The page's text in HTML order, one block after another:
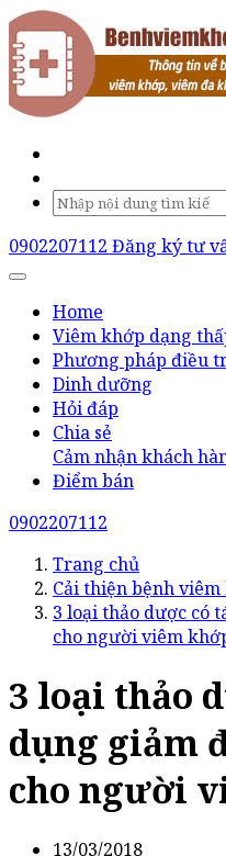
0902207112 Đăng ký tư
Home
Viêm khớp dạng
Phương pháp điều
Dinh dưỡng
Hỏi đáp
Chia sẻ
Cảm nhận khách
Điểm bán
0902207112
Trang chủ
Cải thiện bệnh
3 loại thảo dược có
cho người viêm
3 loại thảo
dụng giảm
cho người
13/03/2018